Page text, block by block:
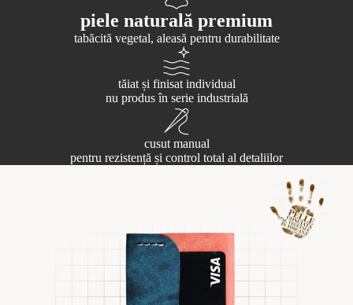
piele naturală premium
tabăcită vegetal, aleasă pentru durabilitate
tăiat și finisat individual
nu produs în serie industrială
cusut manual
pentru rezistență și control total al detaliilor